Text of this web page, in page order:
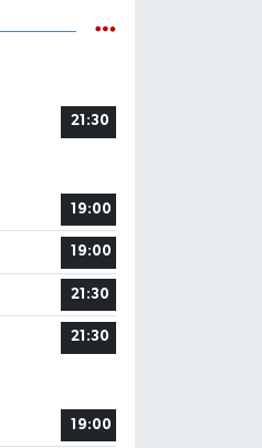
21:30
19:00
19:00
21:30
21:30
19:00